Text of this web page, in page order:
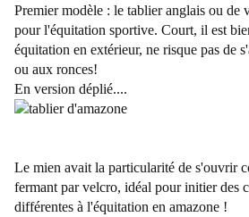
Premier modèle : le tablier anglais ou de
pour l'équitation sportive. Court, il est
équitation en extérieur, ne risque pas de
ou aux ronces!
En version déplié....
Le mien avait la particularité de s'ouvrir
fermant par velcro, idéal pour initier des
différentes à l'équitation en amazone !